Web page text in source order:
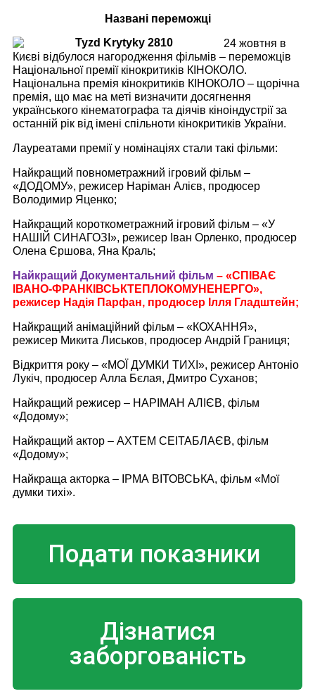
Названі переможці
24 жовтня в
Києві відбулося нагородження фільмів – переможців
Національної премії кінокритиків КІНОКОЛО.
Національна премія кінокритиків КІНОКОЛО – щорічна
премія, що має на меті визначити досягнення
українського кінематографа та діячів кіноіндустрії за
останній рік від імені спільноти кінокритиків України.
Лауреатами премії у номінаціях стали такі фільми:
Найкращий повнометражний ігровий фільм –
«ДОДОМУ», режисер Наріман Алієв, продюсер
Володимир Яценко;
Найкращий короткометражний ігровий фільм – «У
НАШІЙ СИНАГОЗІ», режисер Іван Орленко, продюсер
Олена Єршова, Яна Краль;
Найкращий Документальний фільм – «СПІВАЄ
ІВАНО-ФРАНКІВСЬКТЕПЛОКОМУНЕНЕРГО»,
режисер Надія Парфан, продюсер Ілля Гладштейн;
Найкращий анімаційний фільм – «КОХАННЯ»,
режисер Микита Лиськов, продюсер Андрій Границя;
Відкриття року – «МОЇ ДУМКИ ТИХІ», режисер Антоніо
Лукіч, продюсер Алла Бєлая, Дмитро Суханов;
Найкращий режисер – НАРІМАН АЛІЄВ, фільм
«Додому»;
Найкращий актор – АХТЕМ СЕІТАБЛАЄВ, фільм
«Додому»;
Найкраща акторка – ІРМА ВІТОВСЬКА, фільм «Мої
думки тихі».
Подати показники
Дізнатися
заборгованість